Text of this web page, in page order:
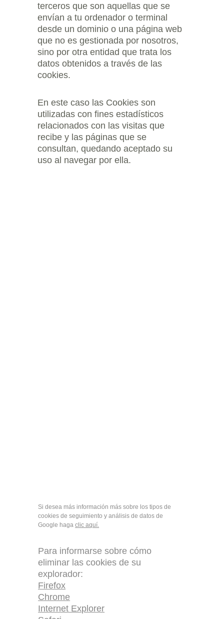
terceros que son aquellas que se
envían a tu ordenador o terminal
desde un dominio o una página web
que no es gestionada por nosotros,
sino por otra entidad que trata los
datos obtenidos a través de las
cookies.
En este caso las Cookies son
utilizadas con fines estadísticos
relacionados con las visitas que
recibe y las páginas que se
consultan, quedando aceptado su
uso al navegar por ella.
Si desea más información más sobre los tipos de
cookies de seguimiento y análisis de datos de
Google haga clic aquí.
Para informarse sobre cómo
eliminar las cookies de su
explorador:
Firefox
Chrome
Internet Explorer